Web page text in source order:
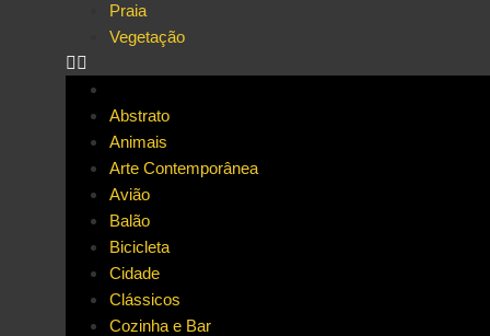
Praia
Vegetação
Abstrato
Animais
Arte Contemporânea
Avião
Balão
Bicicleta
Cidade
Clássicos
Cozinha e Bar